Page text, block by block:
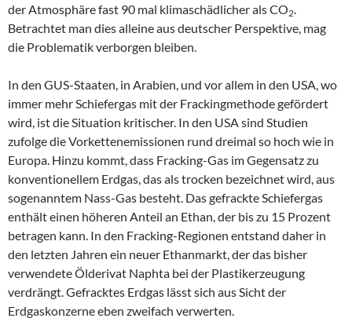
der Atmosphäre fast 90 mal klimaschädlicher als CO2.
Betrachtet man dies alleine aus deutscher Perspektive, mag
die Problematik verborgen bleiben.
In den GUS-Staaten, in Arabien, und vor allem in den USA, wo
immer mehr Schiefergas mit der Frackingmethode gefördert
wird, ist die Situation kritischer. In den USA sind Studien
zufolge die Vorkettenemissionen rund dreimal so hoch wie in
Europa. Hinzu kommt, dass Fracking-Gas im Gegensatz zu
konventionellem Erdgas, das als trocken bezeichnet wird, aus
sogenanntem Nass-Gas besteht. Das gefrackte Schiefergas
enthält einen höheren Anteil an Ethan, der bis zu 15 Prozent
betragen kann. In den Fracking-Regionen entstand daher in
den letzten Jahren ein neuer Ethanmarkt, der das bisher
verwendete Ölderivat Naphta bei der Plastikerzeugung
verdrängt. Gefracktes Erdgas lässt sich aus Sicht der
Erdgaskonzerne eben zweifach verwerten.